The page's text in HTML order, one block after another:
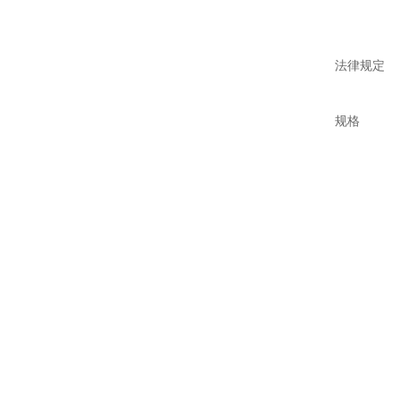
法律规定
规格